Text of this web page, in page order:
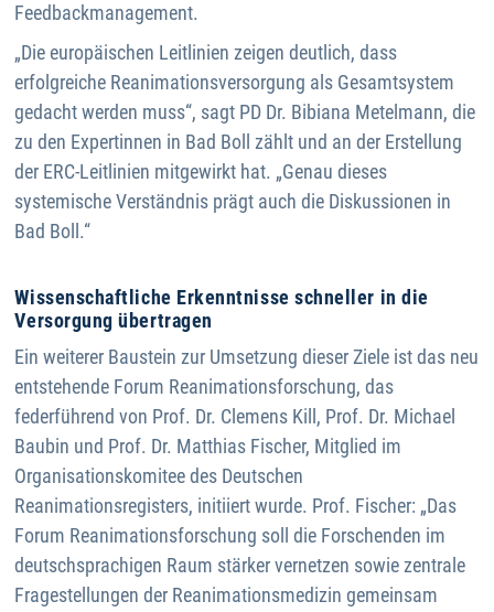
Feedbackmanagement.
„Die europäischen Leitlinien zeigen deutlich, dass
erfolgreiche Reanimationsversorgung als Gesamtsystem
gedacht werden muss“, sagt PD Dr. Bibiana Metelmann, die
zu den Expertinnen in Bad Boll zählt und an der Erstellung
der ERC-Leitlinien mitgewirkt hat. „Genau dieses
systemische Verständnis prägt auch die Diskussionen in
Bad Boll.“
Wissenschaftliche Erkenntnisse schneller in die
Versorgung übertragen
Ein weiterer Baustein zur Umsetzung dieser Ziele ist das neu
entstehende Forum Reanimationsforschung, das
federführend von Prof. Dr. Clemens Kill, Prof. Dr. Michael
Baubin und Prof. Dr. Matthias Fischer, Mitglied im
Organisationskomitee des Deutschen
Reanimationsregisters, initiiert wurde. Prof. Fischer: „Das
Forum Reanimationsforschung soll die Forschenden im
deutschsprachigen Raum stärker vernetzen sowie zentrale
Fragestellungen der Reanimationsmedizin gemeinsam